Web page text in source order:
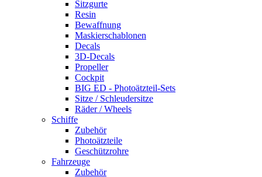
Sitzgurte
Resin
Bewaffnung
Maskierschablonen
Decals
3D-Decals
Propeller
Cockpit
BIG ED - Photoätzteil-Sets
Sitze / Schleudersitze
Räder / Wheels
Schiffe
Zubehör
Photoätzteile
Geschützrohre
Fahrzeuge
Zubehör